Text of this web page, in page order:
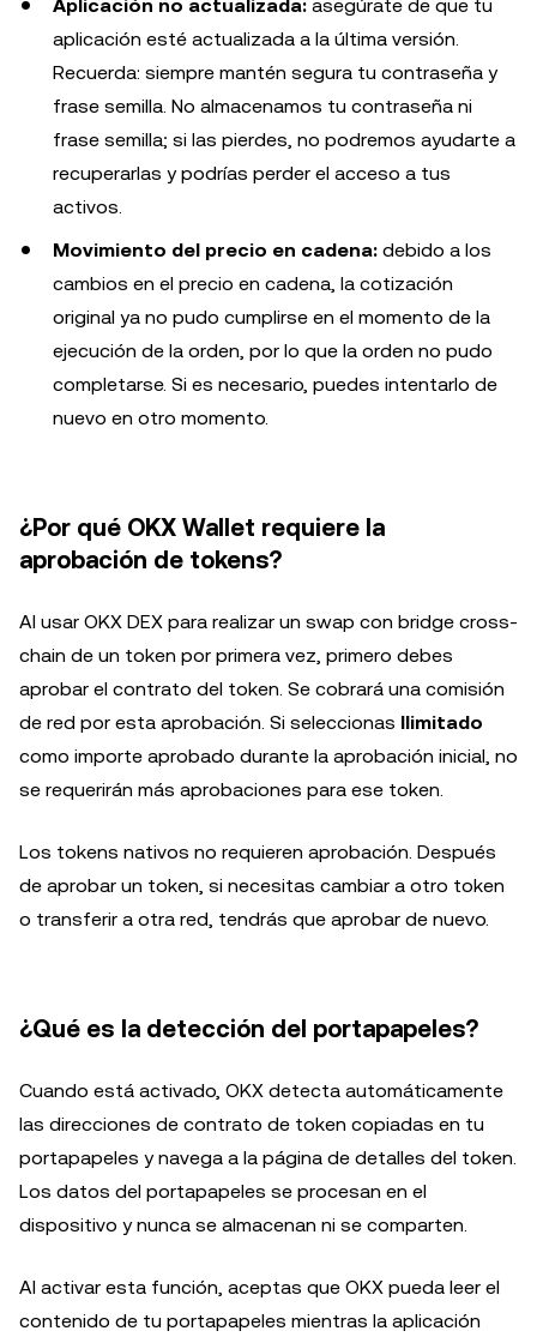
Aplicación no actualizada: asegúrate de que tu
aplicación esté actualizada a la última versión.
Recuerda: siempre mantén segura tu contraseña y
frase semilla. No almacenamos tu contraseña ni
frase semilla; si las pierdes, no podremos ayudarte a
recuperarlas y podrías perder el acceso a tus
activos.
Movimiento del precio en cadena: debido a los
cambios en el precio en cadena, la cotización
original ya no pudo cumplirse en el momento de la
ejecución de la orden, por lo que la orden no pudo
completarse. Si es necesario, puedes intentarlo de
nuevo en otro momento.
¿Por qué OKX Wallet requiere la
aprobación de tokens?
Al usar OKX DEX para realizar un swap con bridge cross-
chain de un token por primera vez, primero debes
aprobar el contrato del token. Se cobrará una comisión
de red por esta aprobación. Si seleccionas Ilimitado
como importe aprobado durante la aprobación inicial, no
se requerirán más aprobaciones para ese token.
Los tokens nativos no requieren aprobación. Después
de aprobar un token, si necesitas cambiar a otro token
o transferir a otra red, tendrás que aprobar de nuevo.
¿Qué es la detección del portapapeles?
Cuando está activado, OKX detecta automáticamente
las direcciones de contrato de token copiadas en tu
portapapeles y navega a la página de detalles del token.
Los datos del portapapeles se procesan en el
dispositivo y nunca se almacenan ni se comparten.
Al activar esta función, aceptas que OKX pueda leer el
contenido de tu portapapeles mientras la aplicación